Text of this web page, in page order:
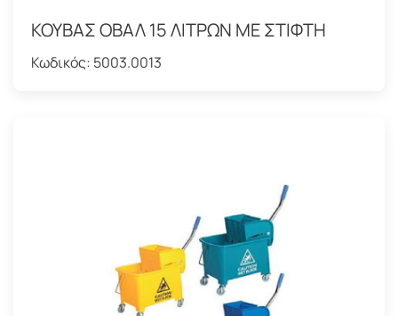
ΚΟΥΒΑΣ ΟΒΑΛ 15 ΛΙΤΡΩΝ ΜΕ ΣΤΙΦΤΗ
Κωδικός: 5003.0013